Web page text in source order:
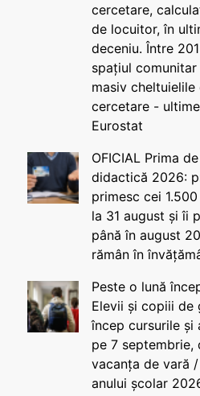
cercetare,
de locuitor, în
deceniu. Între
spațiul
masiv cheltuielile
cercetare -
Eurostat
OFICIAL Prima
didactică 2026:
primesc cei
la 31 august și îi
până în august
rămân în
Peste o lună
Elevii și copiii de
încep cursurile și
pe 7 septembrie,
vacanța de vară
anului școlar